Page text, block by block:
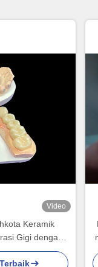
Video
Keramik
Gigi dengan
yang Lama